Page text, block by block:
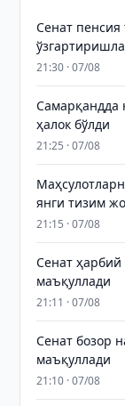
Сенат
21:30 · 07/08
ҳалок бўлди
21:25 · 07/08
янги тизим
21:15 · 07/08
Сенат ҳарбий
маъқуллади
21:11 · 07/08
Сенат бозор
маъқуллади
21:10 · 07/08